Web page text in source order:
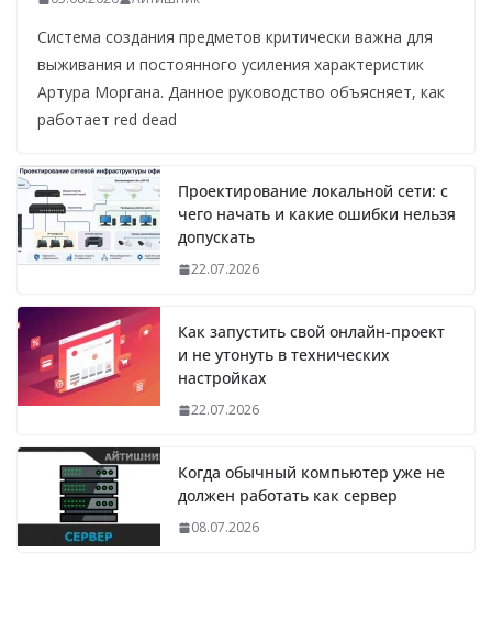
Система создания предметов критически важна для
выживания и постоянного усиления характеристик
Артура Моргана. Данное руководство объясняет, как
работает red dead
Проектирование локальной сети: с
чего начать и какие ошибки нельзя
допускать
22.07.2026
Как запустить свой онлайн-проект
и не утонуть в технических
настройках
22.07.2026
Когда обычный компьютер уже не
должен работать как сервер
08.07.2026